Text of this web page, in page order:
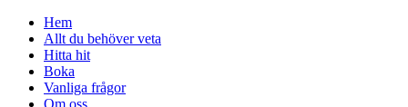
Hem
Allt du behöver veta
Hitta hit
Boka
Vanliga frågor
Om oss